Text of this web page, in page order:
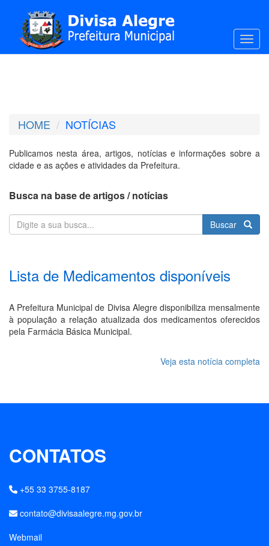
HOME NOTÍCIAS
Publicamos nesta área, artigos, notícias e informações sobre a
cidade e as ações e atividades da Prefeitura.
Busca na base de artigos / notícias
Buscar
Lista de Medicamentos disponíveis
A Prefeitura Municipal de Divisa Alegre disponibiliza mensalmente
à população a relação atualizada dos medicamentos oferecidos
pela Farmácia Básica Municipal.
Veja esta notícia completa
CONTATOS
+55 33 3755-8187
contato@divisaalegre.mg.gov.br
Webmail